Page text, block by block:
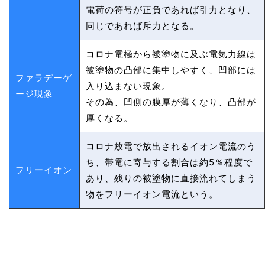
電荷の符号が正負であれば引力となり、
同じであれば斥力となる。
ファラデーゲ
ージ現象
コロナ電極から被塗物に及ぶ電気力線は
被塗物の凸部に集中しやすく、凹部には
入り込まない現象。
その為、凹側の膜厚が薄くなり、凸部が
厚くなる。
フリーイオン
コロナ放電で放出されるイオン電流のう
ち、帯電に寄与する割合は約5％程度で
あり、残りの被塗物に直接流れてしまう
物をフリーイオン電流という。